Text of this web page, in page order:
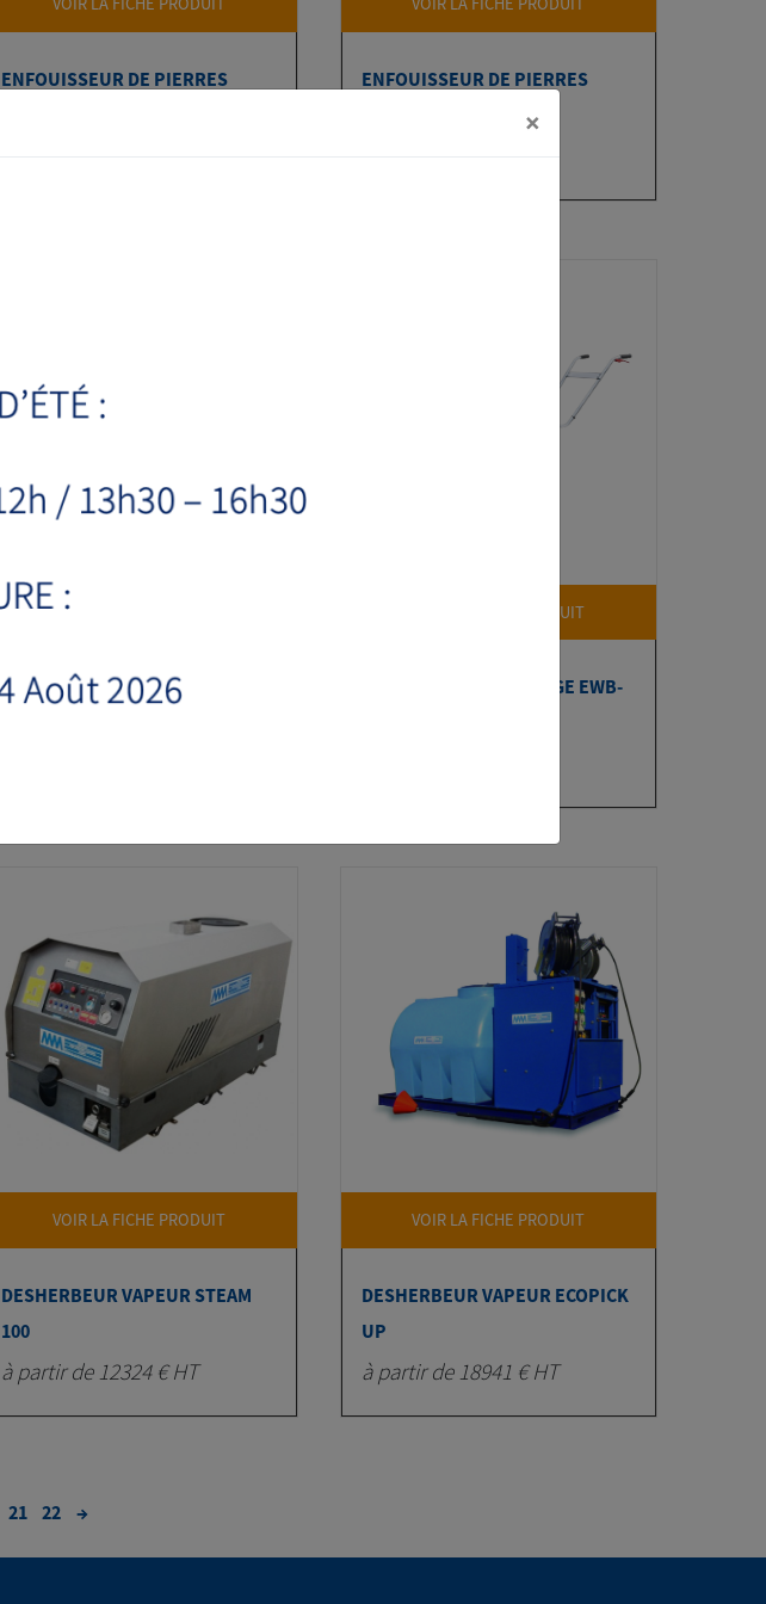
ENFOUISSEUR DE PIERRES
ENFOUISSEUR DE PIERRES
VOIR LA FICHE PRODUIT
BROSSE DE DESHERBAGE EWB-
VOIR LA FICHE PRODUIT
BROSSE DE DESHERBAGE EWB-
VOIR LA FICHE PRODUIT
DESHERBEUR VAPEUR STEAM
100
à partir de 12324 € HT
VOIR LA FICHE PRODUIT
DESHERBEUR VAPEUR ECOPICK
UP
à partir de 18941 € HT
21 22 →
×